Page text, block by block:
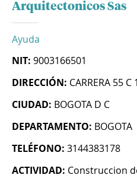
Arquitectonicos Sas
Ayuda
NIT: 9003166501
DIRECCIÓN: CARRERA 55
CIUDAD: BOGOTA D C
DEPARTAMENTO: BOGOTA
TELÉFONO: 3144383178
ACTIVIDAD: Construccion